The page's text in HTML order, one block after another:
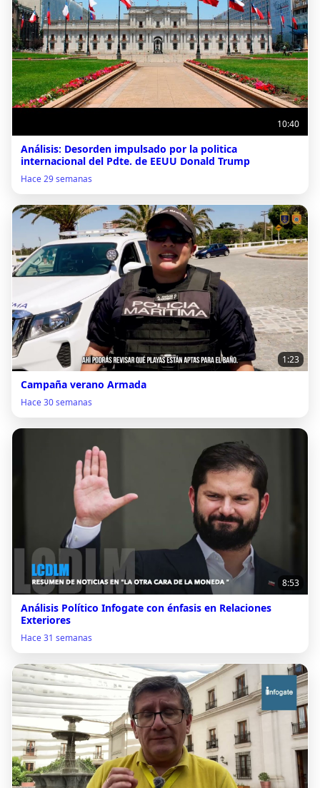
10:40
Análisis: Desorden impulsado por la politica
internacional del Pdte. de EEUU Donald Trump
Hace 29 semanas
1:23
Campaña verano Armada
Hace 30 semanas
8:53
Análisis Político Infogate con énfasis en Relaciones
Exteriores
Hace 31 semanas